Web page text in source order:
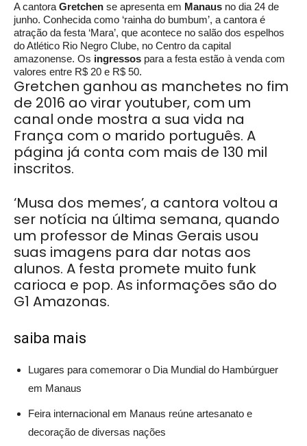
A cantora Gretchen se apresenta em Manaus no dia 24 de
junho. Conhecida como ‘rainha do bumbum’, a cantora é
atração da festa ‘Mara’, que acontece no salão dos espelhos
do Atlético Rio Negro Clube, no Centro da capital
amazonense. Os ingressos para a festa estão à venda com
valores entre R$ 20 e R$ 50.
Gretchen ganhou as manchetes no fim
de 2016 ao virar youtuber, com um
canal onde mostra a sua vida na
França com o marido português. A
página já conta com mais de 130 mil
inscritos.
‘Musa dos memes’, a cantora voltou a
ser notícia na última semana, quando
um professor de Minas Gerais usou
suas imagens para dar notas aos
alunos. A festa promete muito funk
carioca e pop. As informações são do
G1 Amazonas.
saiba mais
Lugares para comemorar o Dia Mundial do Hambúrguer
em Manaus
Feira internacional em Manaus reúne artesanato e
decoração de diversas nações